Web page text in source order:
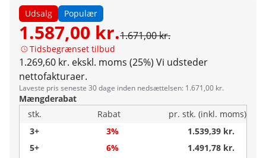
Udsalg Populær
1.587,00 kr.1.671,00 kr.
Tidsbegrænset tilbud
1.269,60 kr. ekskl. moms (25%) Vi udsteder
nettofakturaer.
Laveste pris seneste 30 dage inden nedsættelsen: 1.671,00 kr.
Mængderabat
stk.
Rabat
pr. stk. (inkl. moms)
3+
3%
1.539,39 kr.
5+
6%
1.491,78 kr.